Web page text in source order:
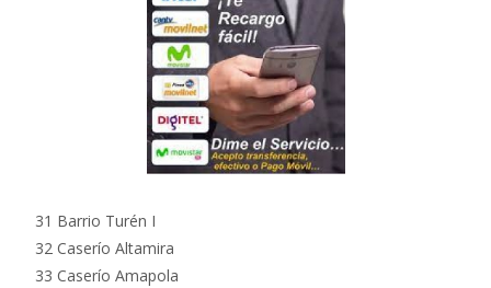
31 Barrio Turén I
32 Caserío Altamira
33 Caserío Amapola